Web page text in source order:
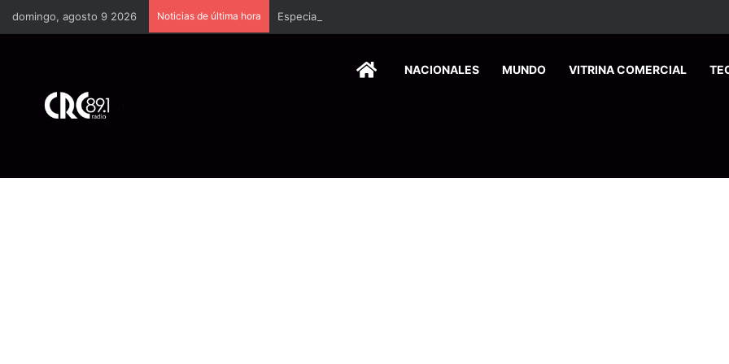
domingo, agosto 9 2026 Noticias de última hora Especialistas recomiendan ahorrar desde agosto para enfrentar los gastos de fin de año
HOMENACIONALES MUNDO VITRINA COMERCIAL